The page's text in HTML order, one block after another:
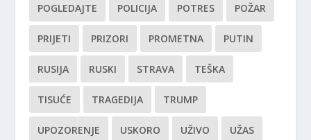
POGLEDAJTE POLICIJA POTRES POŽAR
PRIJETI PRIZORI PROMETNA PUTIN
RUSIJA RUSKI STRAVA TEŠKA
TISUĆE TRAGEDIJA TRUMP
UPOZORENJE USKORO UŽIVO UŽAS